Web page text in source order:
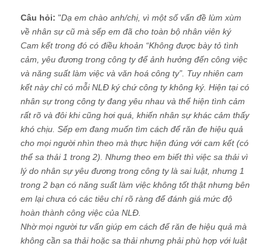
Câu hỏi: "Dạ em chào anh/chị, vì một số vấn đề lùm xùm
về nhân sự cũ mà sếp em đã cho toàn bộ nhân viên ký
Cam kết trong đó có điều khoản “Không được bày tỏ tình
cảm, yêu đương trong công ty để ảnh hưởng đến công việc
và năng suất làm việc và văn hoá công ty”. Tuy nhiên cam
kết này chỉ có mỗi NLĐ ký chứ công ty không ký. Hiện tại có
nhân sự trong công ty đang yêu nhau và thể hiện tình cảm
rất rõ và đôi khi cũng hơi quá, khiến nhân sự khác cảm thấy
khó chịu. Sếp em đang muốn tìm cách để răn đe hiệu quả
cho mọi người nhìn theo mà thực hiện đúng với cam kết (có
thể sa thải 1 trong 2). Nhưng theo em biết thì việc sa thải vì
lý do nhân sự yêu đương trong công ty là sai luật, nhưng 1
trong 2 bạn có năng suất làm việc không tốt thật nhưng bên
em lại chưa có các tiêu chí rõ ràng để đánh giá mức độ
hoàn thành công việc của NLĐ.
Nhờ mọi người tư vấn giúp em cách để răn đe hiệu quả mà
không cần sa thải hoặc sa thải nhưng phải phù hợp với luật